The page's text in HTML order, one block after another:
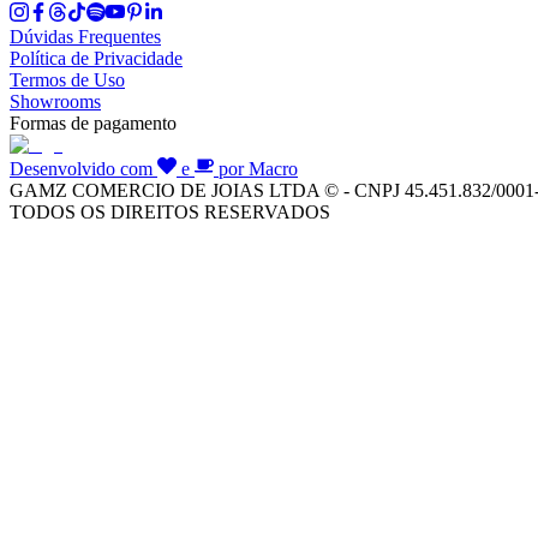
Dúvidas Frequentes
Política de Privacidade
Termos de Uso
Showrooms
Formas de pagamento
Desenvolvido com e
por Macro
GAMZ COMERCIO DE JOIAS LTDA © - CNPJ 45.451.832/
TODOS OS DIREITOS RESERVADOS